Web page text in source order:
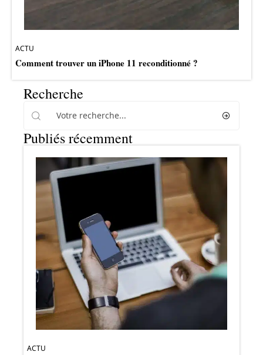
ACTU
Comment trouver un iPhone 11 reconditionné ?
Recherche
Publiés récemment
ACTU